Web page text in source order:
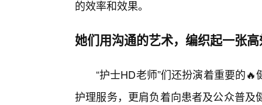
的效率和效果。
她们用沟通的艺术，编织起一张
“护士HD老师”们还扮演着重要的
护理服务，更肩负着向患者及公众普